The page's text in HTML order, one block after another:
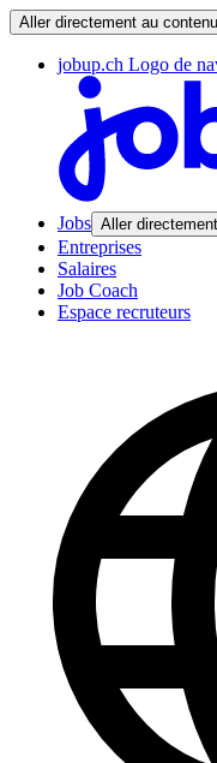
Aller directement au contenu
jobup.ch Logo de
Jobs Aller
Entreprises
Salaires
Job Coach
Espace recruteurs